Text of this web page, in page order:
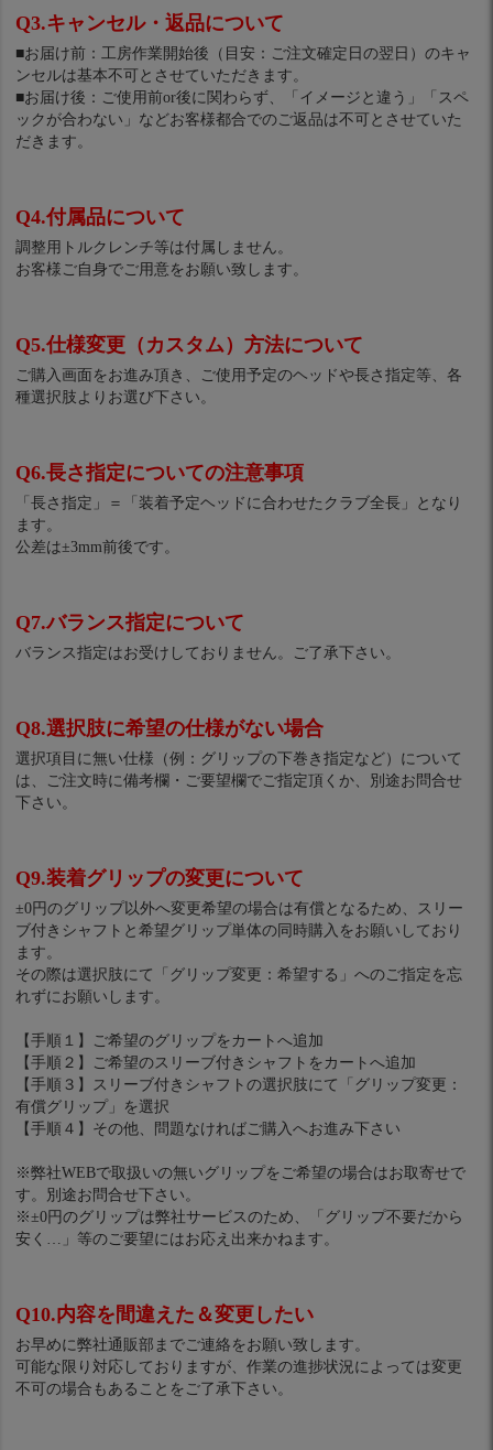
Q3.キャンセル・返品について
■お届け前：工房作業開始後（目安：ご注文確定日の翌日）のキャ
ンセルは基本不可とさせていただきます。
■お届け後：ご使用前or後に関わらず、「イメージと違う」「スペ
ックが合わない」などお客様都合でのご返品は不可とさせていた
だきます。
Q4.付属品について
調整用トルクレンチ等は付属しません。
お客様ご自身でご用意をお願い致します。
Q5.仕様変更（カスタム）方法について
ご購入画面をお進み頂き、ご使用予定のヘッドや長さ指定等、各
種選択肢よりお選び下さい。
Q6.長さ指定についての注意事項
「長さ指定」＝「装着予定ヘッドに合わせたクラブ全長」となり
ます。
公差は±3mm前後です。
Q7.バランス指定について
バランス指定はお受けしておりません。ご了承下さい。
Q8.選択肢に希望の仕様がない場合
選択項目に無い仕様（例：グリップの下巻き指定など）について
は、ご注文時に備考欄・ご要望欄でご指定頂くか、別途お問合せ
下さい。
Q9.装着グリップの変更について
±0円のグリップ以外へ変更希望の場合は有償となるため、スリー
ブ付きシャフトと希望グリップ単体の同時購入をお願いしており
ます。
その際は選択肢にて「グリップ変更：希望する」へのご指定を忘
れずにお願いします。
【手順１】ご希望のグリップをカートへ追加
【手順２】ご希望のスリーブ付きシャフトをカートへ追加
【手順３】スリーブ付きシャフトの選択肢にて「グリップ変更：
有償グリップ」を選択
【手順４】その他、問題なければご購入へお進み下さい
※弊社WEBで取扱いの無いグリップをご希望の場合はお取寄せで
す。別途お問合せ下さい。
※±0円のグリップは弊社サービスのため、「グリップ不要だから
安く…」等のご要望にはお応え出来かねます。
Q10.内容を間違えた＆変更したい
お早めに弊社通販部までご連絡をお願い致します。
可能な限り対応しておりますが、作業の進捗状況によっては変更
不可の場合もあることをご了承下さい。